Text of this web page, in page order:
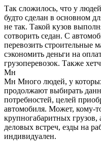
Так сложилось, что у
будто сделан в основном
не так. Такой кузов
сотворить седан. С
перевозить строительные
сэкономить деньги на
грузоперевозок. Также
Мн
Мн Много людей, у
продолжают выбирать
потребностей, целей
автомобиля. Может, кому-
крупногабаритных
деловых встреч, езды на
индивидуален.